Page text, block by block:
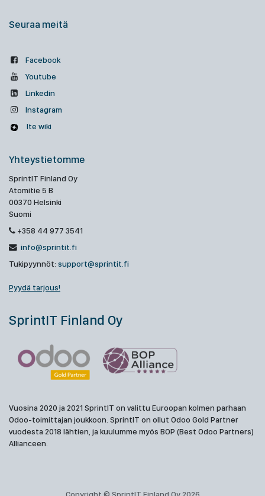
Seuraa meitä
Facebook
Youtube
Linkedin
Instagram
Ite wiki
Yhteystietomme
SprintIT Finland Oy
Atomitie 5 B
00370 Helsinki
Suomi
+358 44 977 3541
info@sprintit.fi
Tukipyynnöt: support@sprintit.fi
Pyydä tarjous!
SprintIT Finland Oy
Vuosina 2020 ja 2021 SprintIT on valittu Euroopan kolmen parhaan
Odoo-toimittajan joukkoon. SprintIT on ollut Odoo Gold Partner
vuodesta 2018 lähtien, ja kuulumme myös BOP (Best Odoo Partners)
Allianceen.
Copyright © SprintIT Finland Oy 2026